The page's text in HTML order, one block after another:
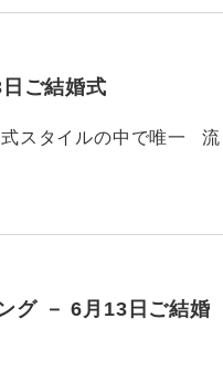
ご結婚式
スタイルの中で唯一 流
グ － 6月13日ご結婚